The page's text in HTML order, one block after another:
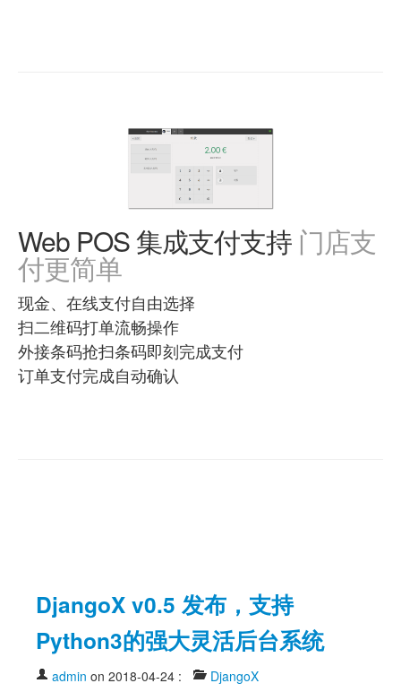
Web POS 集成支付支持 门店支
付更简单
现金、在线支付自由选择
扫二维码打单流畅操作
外接条码抢扫条码即刻完成支付
订单支付完成自动确认
DjangoX v0.5 发布，支持
Python3的强大灵活后台系统
admin on 2018-04-24 :
DjangoX